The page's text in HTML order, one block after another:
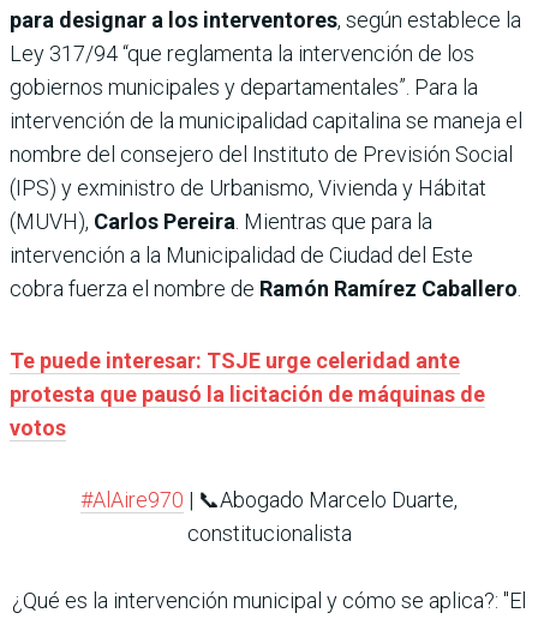
para designar a los interventores, según establece la
Ley 317/94 “que reglamenta la intervención de los
gobiernos municipales y departamentales”. Para la
intervención de la municipalidad capitalina se maneja el
nombre del consejero del Instituto de Previsión Social
(IPS) y exministro de Urbanismo, Vivienda y Hábitat
(MUVH), Carlos Pereira . Mientras que para la
intervención a la Municipalidad de Ciudad del Este
cobra fuerza el nombre de Ramón Ramírez Caballero
Te puede interesar: TSJE urge celeridad ante
protesta que pausó la licitación de máquinas de
votos
#AlAire970 | 📞Abogado Marcelo Duarte,
constitucionalista
¿Qué es la intervención municipal y cómo se aplica?: "El